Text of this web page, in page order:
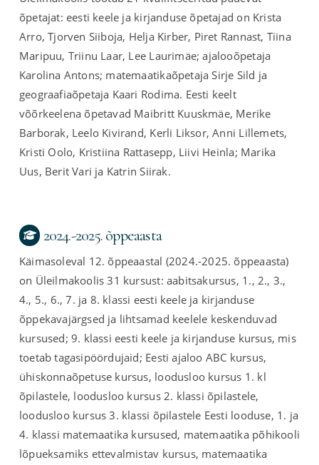
õpetajat: eesti keele ja kirjanduse õpetajad on Krista
Arro, Tjorven Siiboja, Helja Kirber, Piret Rannast, Tiina
Maripuu, Triinu Laar, Lee Laurimäe; ajalooõpetaja
Karolina Antons; matemaatikaõpetaja Sirje Sild ja
geograafiaõpetaja Kaari Rodima. Eesti keelt
võõrkeelena õpetavad Maibritt Kuuskmäe, Merike
Barborak, Leelo Kivirand, Kerli Liksor, Anni Lillemets,
Kristi Oolo, Kristiina Rattasepp, Liivi Heinla; Marika
Uus, Berit Vari ja Katrin Siirak.
2024.-2025. õppeaasta
Käimasoleval 12. õppeaastal (2024.-2025. õppeaasta)
on Üleilmakoolis 31 kursust: aabitsakursus, 1., 2., 3.,
4., 5., 6., 7. ja 8. klassi eesti keele ja kirjanduse
õppekavajärgsed ja lihtsamad keelele keskenduvad
kursused; 9. klassi eesti keele ja kirjanduse kursus, mis
toetab tagasipöördujaid; Eesti ajaloo ABC kursus,
ühiskonnaõpetuse kursus, loodusloo kursus 1. kl
õpilastele, loodusloo kursus 2. klassi õpilastele,
loodusloo kursus 3. klassi õpilastele Eesti looduse, 1. ja
4. klassi matemaatika kursused, matemaatika põhikooli
lõpueksamiks ettevalmistav kursus, matemaatika